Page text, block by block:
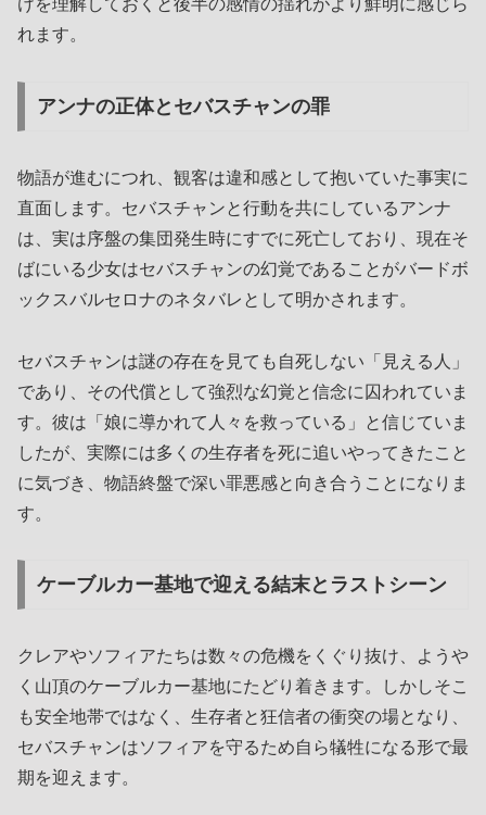
けを理解しておくと後半の感情の揺れがより鮮明に感じら
れます。
アンナの正体とセバスチャンの罪
物語が進むにつれ、観客は違和感として抱いていた事実に
直面します。セバスチャンと行動を共にしているアンナ
は、実は序盤の集団発生時にすでに死亡しており、現在そ
ばにいる少女はセバスチャンの幻覚であることがバードボ
ックスバルセロナのネタバレとして明かされます。
セバスチャンは謎の存在を見ても自死しない「見える人」
であり、その代償として強烈な幻覚と信念に囚われていま
す。彼は「娘に導かれて人々を救っている」と信じていま
したが、実際には多くの生存者を死に追いやってきたこと
に気づき、物語終盤で深い罪悪感と向き合うことになりま
す。
ケーブルカー基地で迎える結末とラストシーン
クレアやソフィアたちは数々の危機をくぐり抜け、ようや
く山頂のケーブルカー基地にたどり着きます。しかしそこ
も安全地帯ではなく、生存者と狂信者の衝突の場となり、
セバスチャンはソフィアを守るため自ら犠牲になる形で最
期を迎えます。